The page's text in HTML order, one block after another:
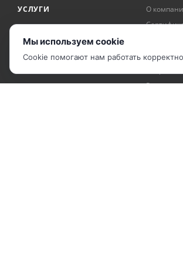
УСЛУГИ
БРЕНДЫ
О
Мы используем cookie
Cookie помогают нам работать